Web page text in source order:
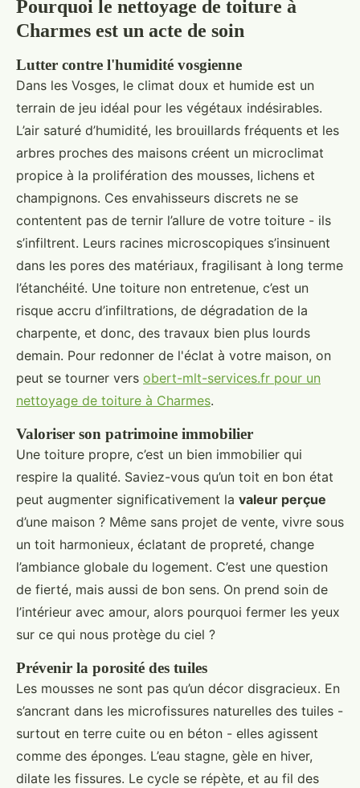
Pourquoi le nettoyage de toiture à
Charmes est un acte de soin
Lutter contre l'humidité vosgienne
Dans les Vosges, le climat doux et humide est un
terrain de jeu idéal pour les végétaux indésirables.
L’air saturé d’humidité, les brouillards fréquents et les
arbres proches des maisons créent un microclimat
propice à la prolifération des mousses, lichens et
champignons. Ces envahisseurs discrets ne se
contentent pas de ternir l’allure de votre toiture - ils
s’infiltrent. Leurs racines microscopiques s’insinuent
dans les pores des matériaux, fragilisant à long terme
l’étanchéité. Une toiture non entretenue, c’est un
risque accru d’infiltrations, de dégradation de la
charpente, et donc, des travaux bien plus lourds
demain. Pour redonner de l'éclat à votre maison, on
peut se tourner vers obert-mlt-services.fr pour un
nettoyage de toiture à Charmes.
Valoriser son patrimoine immobilier
Une toiture propre, c’est un bien immobilier qui
respire la qualité. Saviez-vous qu’un toit en bon état
peut augmenter significativement la valeur perçue
d’une maison ? Même sans projet de vente, vivre sous
un toit harmonieux, éclatant de propreté, change
l’ambiance globale du logement. C’est une question
de fierté, mais aussi de bon sens. On prend soin de
l’intérieur avec amour, alors pourquoi fermer les yeux
sur ce qui nous protège du ciel ?
Prévenir la porosité des tuiles
Les mousses ne sont pas qu’un décor disgracieux. En
s’ancrant dans les microfissures naturelles des tuiles -
surtout en terre cuite ou en béton - elles agissent
comme des éponges. L’eau stagne, gèle en hiver,
dilate les fissures. Le cycle se répète, et au fil des